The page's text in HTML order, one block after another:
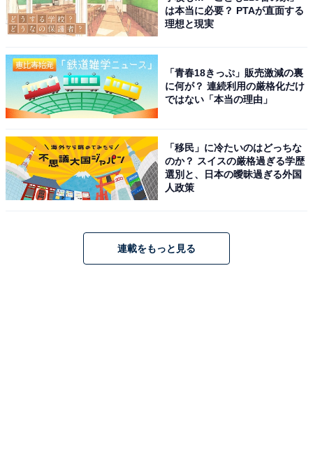
は本当に必要？ PTAが直面する
理想と現実
「青春18きっぷ」販売激減の裏
に何が？ 連続利用の厳格化だけ
ではない「本当の理由」
「移民」に冷たいのはどっちな
のか？ スイスの厳格過ぎる学歴
選別と、日本の曖昧過ぎる外国
人政策
連載をもっと見る